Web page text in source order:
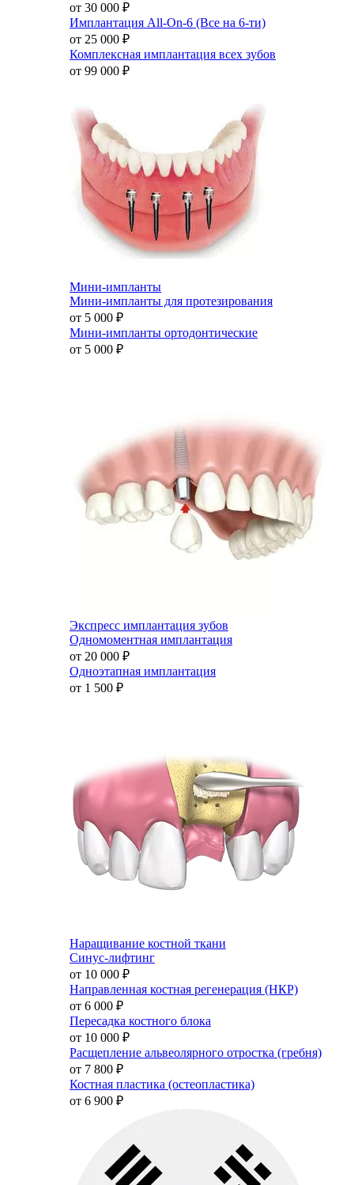
от 30 000 ₽
Имплантация All-On-6 (Все на 6-ти)
от 25 000 ₽
Комплексная имплантация всех зубов
от 99 000 ₽
Мини-импланты
Мини-импланты для протезирования
от 5 000 ₽
Мини-импланты ортодонтические
от 5 000 ₽
Экспресс имплантация зубов
Одномоментная имплантация
от 20 000 ₽
Одноэтапная имплантация
от 1 500 ₽
Наращивание костной ткани
Синус-лифтинг
от 10 000 ₽
Направленная костная регенерация (НКР)
от 6 000 ₽
Пересадка костного блока
от 10 000 ₽
Расщепление альвеолярного отростка (гребня)
от 7 800 ₽
Костная пластика (остеопластика)
от 6 900 ₽